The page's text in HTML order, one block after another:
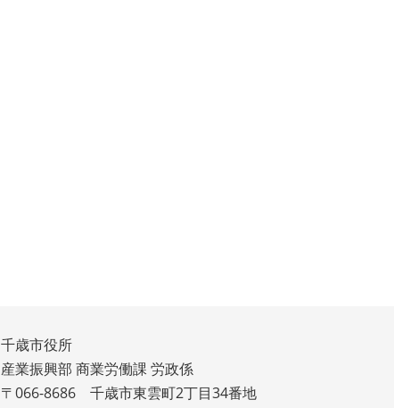
千歳市役所
産業振興部 商業労働課 労政係
〒066-8686 千歳市東雲町2丁目34番地